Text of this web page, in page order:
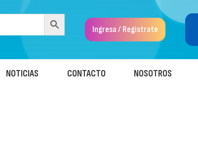
Ingresa / Registrate
NOTICIAS CONTACTO NOSOTROS